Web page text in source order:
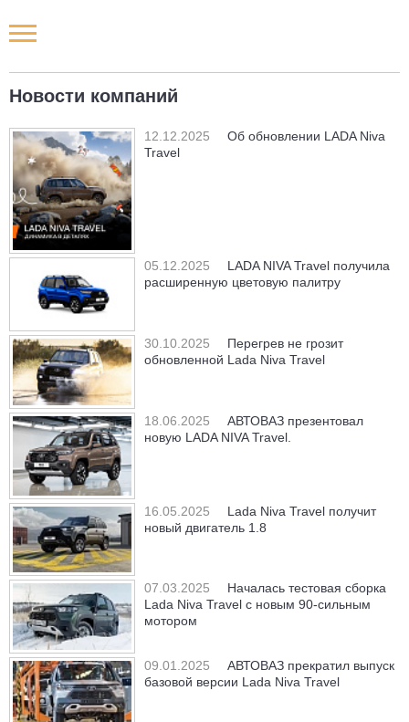
Новости компаний
12.12.2025
Об обновлении LADA Niva
Travel
05.12.2025
LADA NIVA Travel получила
расширенную цветовую палитру
30.10.2025
Перегрев не грозит
обновленной Lada Niva Travel
18.06.2025
АВТОВАЗ презентовал
новую LADA NIVA Travel.
16.05.2025
Lada Niva Travel получит
новый двигатель 1.8
07.03.2025
Началась тестовая сборка
Lada Niva Travel с новым 90-сильным
мотором
09.01.2025
АВТОВАЗ прекратил выпуск
базовой версии Lada Niva Travel
Новости РФ
Новости компаний
Наши мероприятия
Статьи